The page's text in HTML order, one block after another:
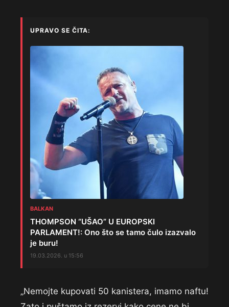
UPRAVO SE ČITA:
BALKAN
THOMPSON “UŠAO” U EUROPSKI
PARLAMENT!: Ono što se tamo čulo izazvalo
je buru!
19.03.2026. u 15:56
„Nemojte kupovati 50 kanistera, imamo naftu!